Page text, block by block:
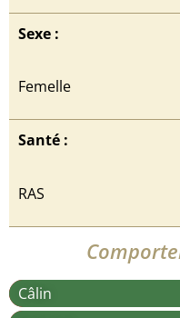
Sexe :
Femelle
Santé :
RAS
Câlin